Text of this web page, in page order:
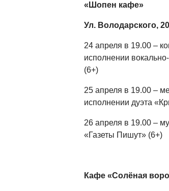
«Шопен кафе»
Ул. Володарского,
24 апреля в 19.00 –
исполнении
(6+)
25 апреля в 19.00 –
исполнении дуэта
26 апреля в 19.00 –
«Газеты Пишут» (6+)
Кафе «Солёная